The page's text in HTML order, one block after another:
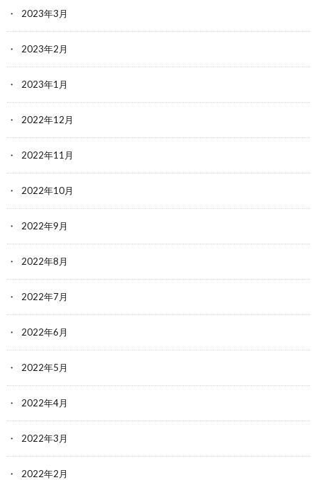
2023年3月
2023年2月
2023年1月
2022年12月
2022年11月
2022年10月
2022年9月
2022年8月
2022年7月
2022年6月
2022年5月
2022年4月
2022年3月
2022年2月